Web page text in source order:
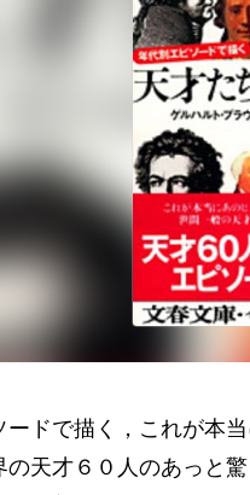
ードで描く，これが本
天才６０人のあっと